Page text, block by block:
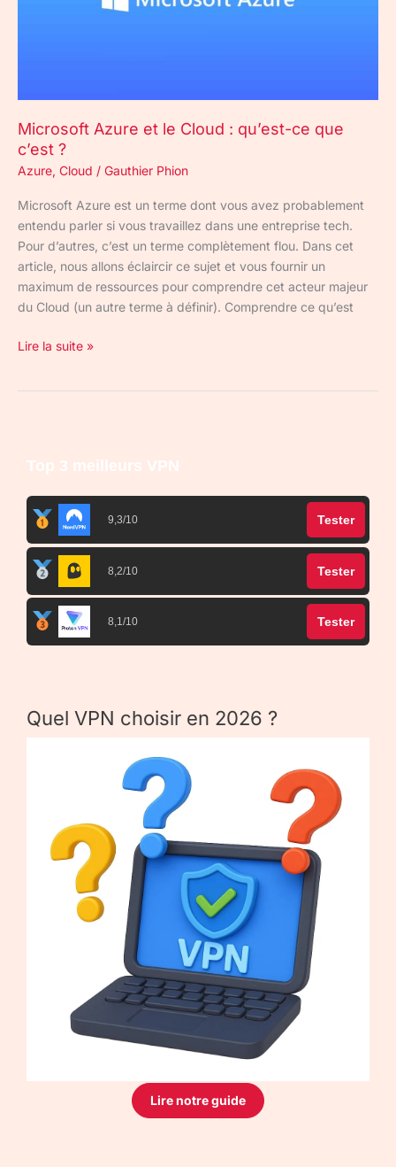
Microsoft Azure et le Cloud : qu’est-ce que
c’est ?
Azure, Cloud / Gauthier Phion
Microsoft Azure est un terme dont vous avez probablement
entendu parler si vous travaillez dans une entreprise tech.
Pour d’autres, c’est un terme complètement flou. Dans cet
article, nous allons éclaircir ce sujet et vous fournir un
maximum de ressources pour comprendre cet acteur majeur
du Cloud (un autre terme à définir). Comprendre ce qu’est
Lire la suite »
Top 3 meilleurs VPN
9,3/10 Tester
8,2/10 Tester
8,1/10 Tester
Quel VPN choisir en 2026 ?
Lire notre guide